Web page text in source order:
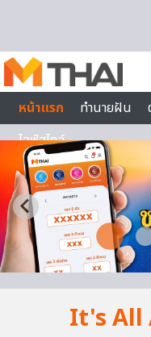
หน้าแรก
ทำนายฝัน
ไลฟ์สไตล์
It's All